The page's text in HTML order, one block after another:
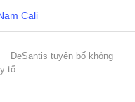
DeSantis tuyên bố không
tố